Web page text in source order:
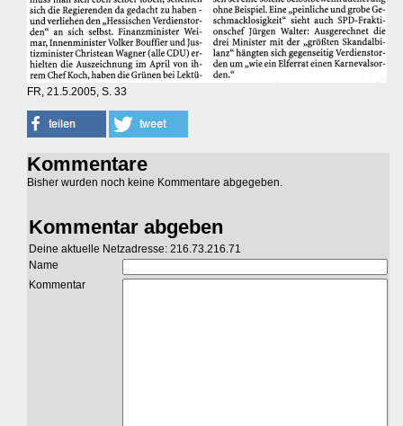
FR, 21.5.2005, S. 33
Kommentare
Bisher wurden noch keine Kommentare abgegeben.
Kommentar abgeben
Deine aktuelle Netzadresse: 216.73.216.71
Name
Kommentar